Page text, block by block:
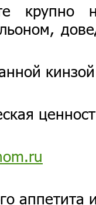
крупно
аппетита